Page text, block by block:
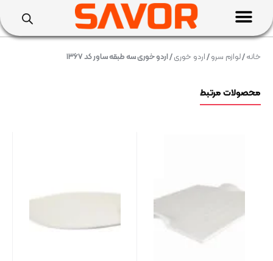
خانه/لوازم سرو/اردو خوری/ اردو خوری سه طبقه ساور کد ۱۳۶۷
محصولات مرتبط